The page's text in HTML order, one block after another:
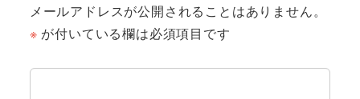
メールアドレスが公開されることはありません。
※ が付いている欄は必須項目です